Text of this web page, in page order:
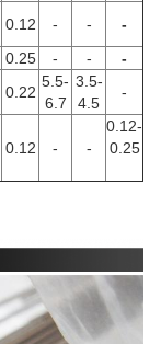
0.12 - -
-
0.25 - -
-
0.22
5.5-
6.7
3.5-
4.5
-
0.12 - -
0.12-
0.25